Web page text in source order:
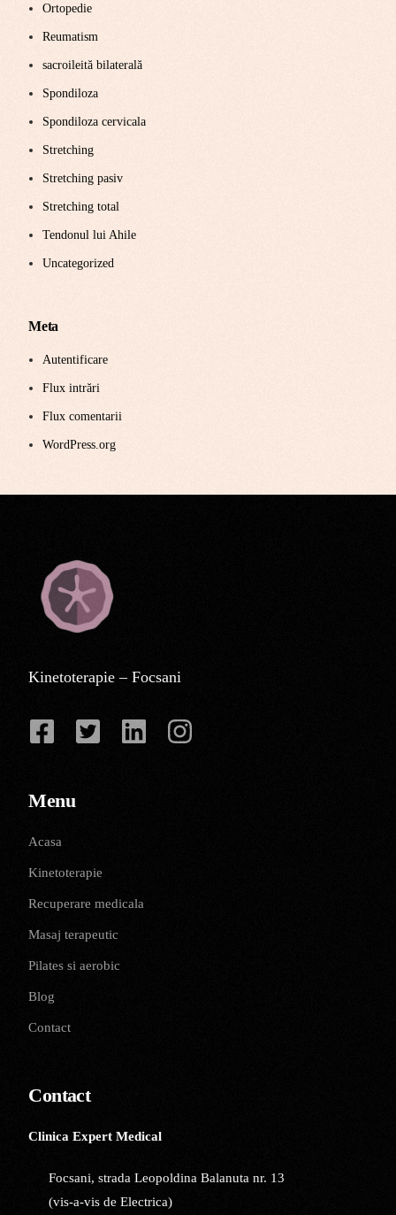
Ortopedie
Reumatism
sacroileită bilaterală
Spondiloza
Spondiloza cervicala
Stretching
Stretching pasiv
Stretching total
Tendonul lui Ahile
Uncategorized
Meta
Autentificare
Flux intrări
Flux comentarii
WordPress.org
Kinetoterapie – Focsani
Menu
Acasa
Kinetoterapie
Recuperare medicala
Masaj terapeutic
Pilates si aerobic
Blog
Contact
Contact
Clinica Expert Medical
Focsani, strada Leopoldina Balanuta nr. 13
(vis-a-vis de Electrica)